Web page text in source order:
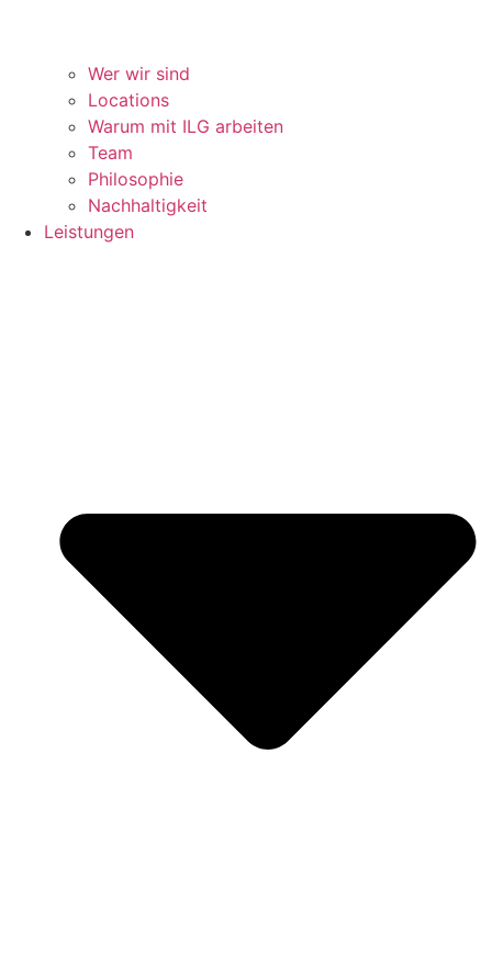
Wer wir sind
Locations
Warum mit ILG arbeiten
Team
Philosophie
Nachhaltigkeit
Leistungen